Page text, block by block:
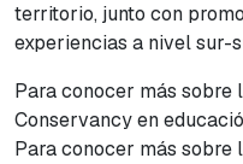
territorio, junto con
experiencias a nivel sur-
Para conocer más sobre
Conservancy en
Para conocer más sobre